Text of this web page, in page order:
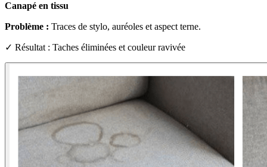
Canapé en tissu
Problème : Traces de stylo, auréoles et aspect terne.
✓ Résultat : Taches éliminées et couleur ravivée